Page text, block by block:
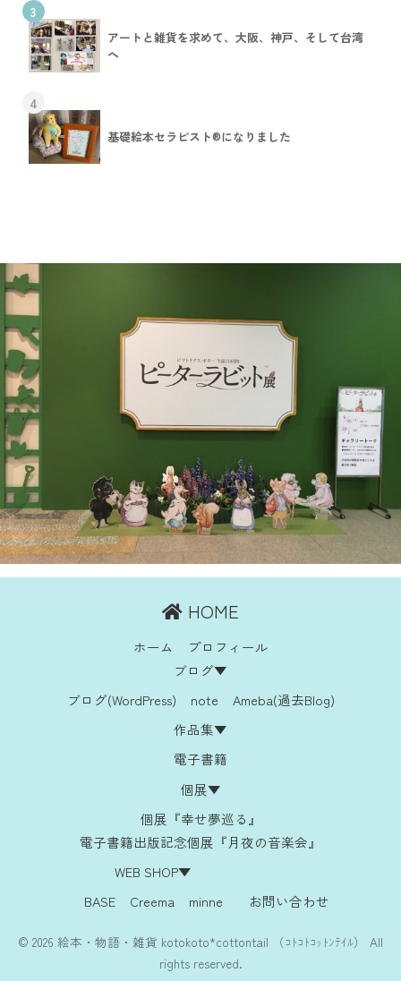
3
アートと雑貨を求めて、大阪、神戸、そして台湾
へ
4
基礎絵本セラピスト®︎になりました
HOME
ホーム
プロフィール
ブログ▼
ブログ(WordPress)
note
Ameba(過去Blog)
作品集▼
電子書籍
個展▼
個展『幸せ夢巡る』
電子書籍出版記念個展『月夜の音楽会』
WEB SHOP▼
BASE
Creema minne お問い合わせ
© 2026 絵本・物語・雑貨 kotokoto*cottontail （ｺﾄｺﾄｺｯﾄﾝﾃｲﾙ） All
rights reserved.